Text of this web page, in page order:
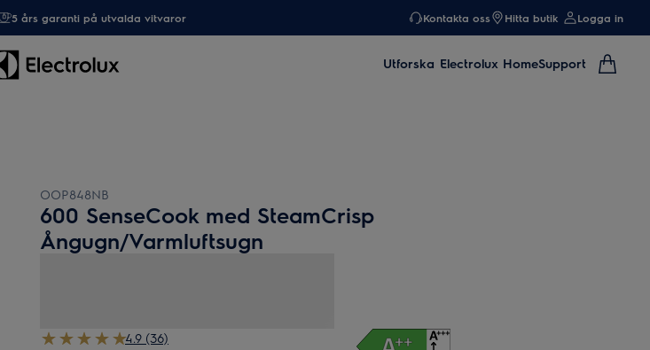
5 års garanti på utvalda vitvaror Kontakta oss Hitta butik Logga in
Utforska Electrolux HomeSupport
OOP848NB
600 SenseCook med SteamCrisp
Ångugn/Varmluftsugn
4.9 (36)